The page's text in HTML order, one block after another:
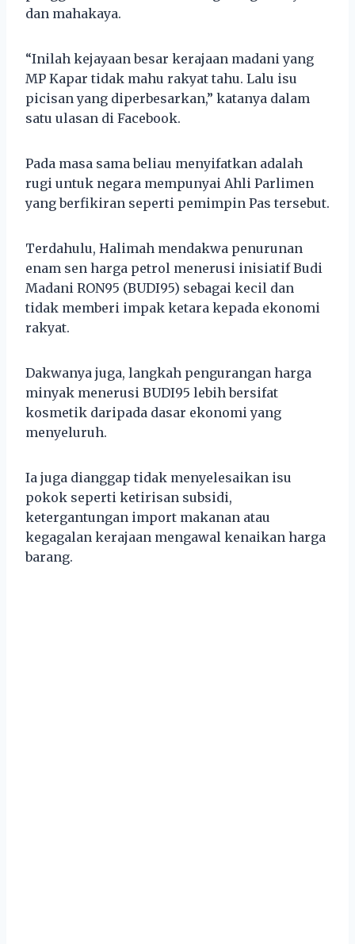
dan mahakaya.
“Inilah kejayaan besar kerajaan madani yang
MP Kapar tidak mahu rakyat tahu. Lalu isu
picisan yang diperbesarkan,” katanya dalam
satu ulasan di Facebook.
Pada masa sama beliau menyifatkan adalah
rugi untuk negara mempunyai Ahli Parlimen
yang berfikiran seperti pemimpin Pas tersebut.
Terdahulu, Halimah mendakwa penurunan
enam sen harga petrol menerusi inisiatif Budi
Madani RON95 (BUDI95) sebagai kecil dan
tidak memberi impak ketara kepada ekonomi
rakyat.
Dakwanya juga, langkah pengurangan harga
minyak menerusi BUDI95 lebih bersifat
kosmetik daripada dasar ekonomi yang
menyeluruh.
Ia juga dianggap tidak menyelesaikan isu
pokok seperti ketirisan subsidi,
ketergantungan import makanan atau
kegagalan kerajaan mengawal kenaikan harga
barang.